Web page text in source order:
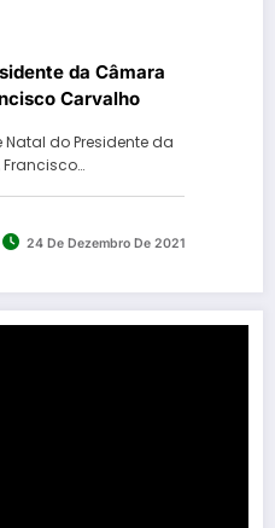
da Câmara
Carvalho
do Presidente da
24 De Dezembro De 2021